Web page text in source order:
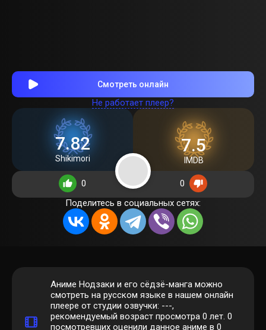
Смотреть онлайн
Не работает плеер?
7.82
Shikimori
7.5
IMDB
0
0
Поделитесь в социальных сетях:
Аниме Нодзаки и его сёдзё-манга можно
смотреть на русском языке в нашем онлайн
плеере от студии озвучки: ---,
рекомендуемый возраст просмотра 0 лет. 0
посмотревших оценили данное аниме в 0